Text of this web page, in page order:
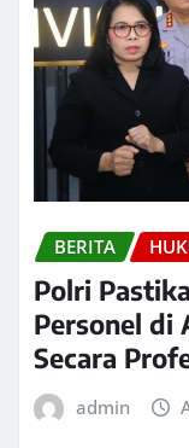
BERITA
Polri
Personel di
Secara
admin